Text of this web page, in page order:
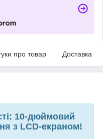
про товар Доставка
10-дюймовий
з LCD-екраном!